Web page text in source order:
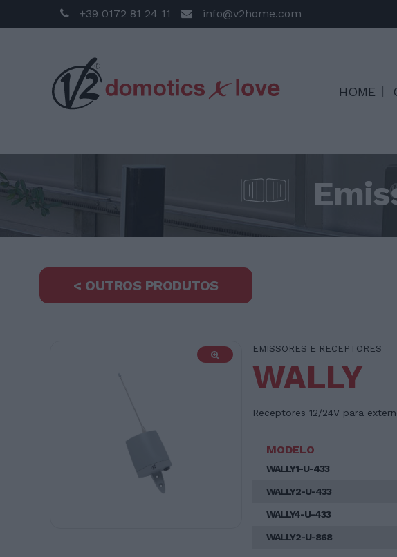
+39 0172 81 24 11 info@v2home.com
HOME
< OUTROS PRODUTOS
EMISSORES E RECEPTORES
WALLY
Receptores 12/24V para
MODELO
WALLY1-U-433
WALLY2-U-433
WALLY4-U-433
WALLY2-U-868